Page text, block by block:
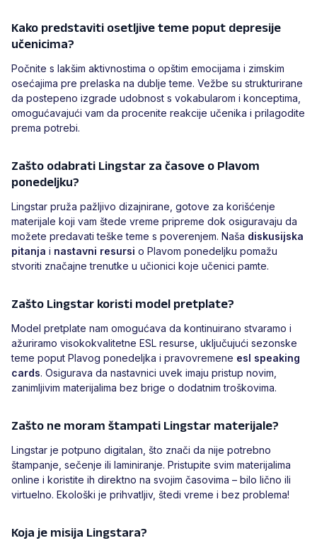
Kako predstaviti osetljive teme poput depresije
učenicima?
Počnite s lakšim aktivnostima o opštim emocijama i zimskim
osećajima pre prelaska na dublje teme. Vežbe su strukturirane
da postepeno izgrade udobnost s vokabularom i konceptima,
omogućavajući vam da procenite reakcije učenika i prilagodite
prema potrebi.
Zašto odabrati Lingstar za časove o Plavom
ponedeljku?
Lingstar pruža pažljivo dizajnirane, gotove za korišćenje
materijale koji vam štede vreme pripreme dok osiguravaju da
možete predavati teške teme s poverenjem. Naša diskusijska
pitanja i nastavni resursi o Plavom ponedeljku pomažu
stvoriti značajne trenutke u učionici koje učenici pamte.
Zašto Lingstar koristi model pretplate?
Model pretplate nam omogućava da kontinuirano stvaramo i
ažuriramo visokokvalitetne ESL resurse, uključujući sezonske
teme poput Plavog ponedeljka i pravovremene esl speaking
cards. Osigurava da nastavnici uvek imaju pristup novim,
zanimljivim materijalima bez brige o dodatnim troškovima.
Zašto ne moram štampati Lingstar materijale?
Lingstar je potpuno digitalan, što znači da nije potrebno
štampanje, sečenje ili laminiranje. Pristupite svim materijalima
online i koristite ih direktno na svojim časovima – bilo lično ili
virtuelno. Ekološki je prihvatljiv, štedi vreme i bez problema!
Koja je misija Lingstara?